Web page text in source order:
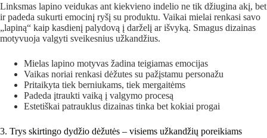
Linksmas lapino veidukas ant kiekvieno indelio ne tik džiugina akį, bet
ir padeda sukurti emocinį ryšį su produktu. Vaikai mielai renkasi savo
„lapiną“ kaip kasdienį palydovą į darželį ar išvyką. Smagus dizainas
motyvuoja valgyti sveikesnius užkandžius.
Mielas lapino motyvas žadina teigiamas emocijas
Vaikas noriai renkasi dėžutes su pažįstamu personažu
Pritaikyta tiek berniukams, tiek mergaitėms
Padeda įtraukti vaiką į valgymo procesą
Estetiškai patrauklus dizainas tinka bet kokiai progai
3. Trys skirtingo dydžio dėžutės – visiems užkandžių poreikiams